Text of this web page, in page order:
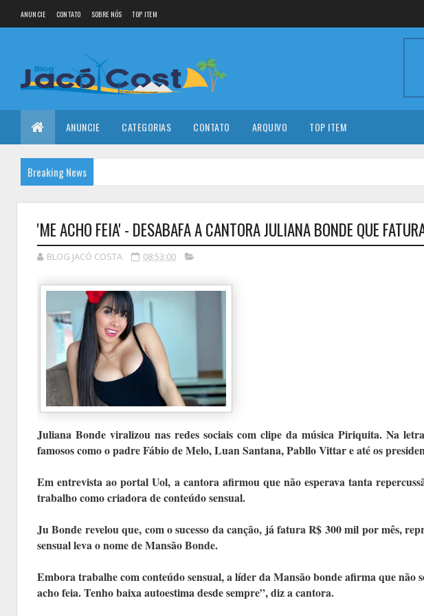
ANUNCIE CONTATO SOBRE NÓS TOP ITEM
ANUNCIE CATEGORIAS CONTATO ARQUIVO TOP ITEM
Breaking News
'ME ACHO FEIA' - DESABAFA A CANTORA JULIANA BONDE QUE
BLOG JACÓ COSTA 08:53:00
Juliana Bonde viralizou nas redes sociais com clipe da música Piriquita. Na
famosos como o padre Fábio de Melo, Luan Santana, Pabllo Vittar e até os
Em entrevista ao portal Uol, a cantora afirmou que não esperava tanta
trabalho como criadora de conteúdo sensual.
Ju Bonde revelou que, com o sucesso da canção, já fatura R$ 300 mil por mês,
sensual leva o nome de Mansão Bonde.
Embora trabalhe com conteúdo sensual, a líder da Mansão bonde afirma que não
acho feia. Tenho baixa autoestima desde sempre”, diz a cantora.